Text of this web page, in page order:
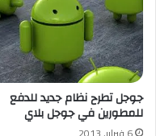
جوجل تطرح نظام جديد للدفع
للمطورين في جوجل بلاي